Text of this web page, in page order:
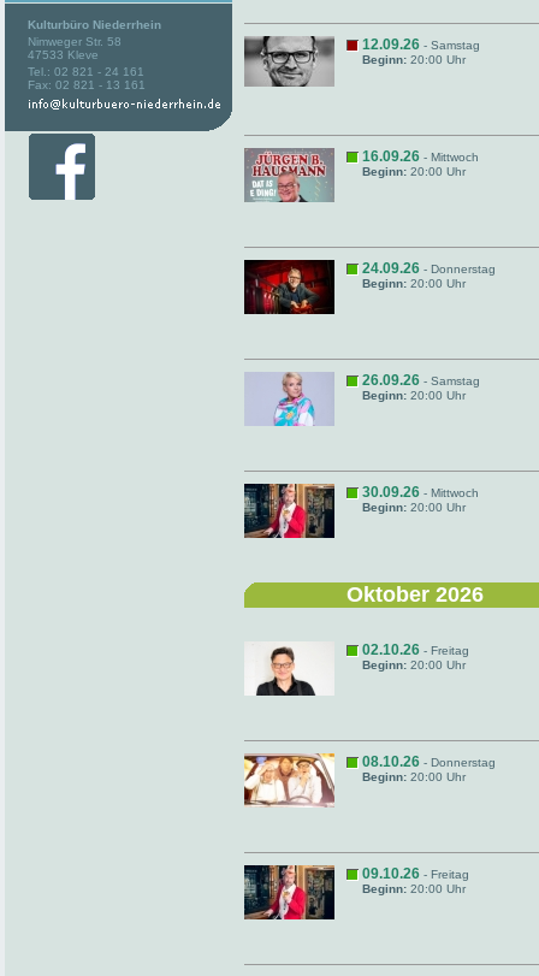
Kulturbüro Niederrhein
Nimweger Str. 58
47533 Kleve
Tel.: 02 821 - 24 161
Fax: 02 821 - 13 161
12.09.26 - Samstag
Beginn: 20:00 Uhr
16.09.26 - Mittwoch
Beginn: 20:00 Uhr
24.09.26 - Donnerstag
Beginn: 20:00 Uhr
26.09.26 - Samstag
Beginn: 20:00 Uhr
30.09.26 - Mittwoch
Beginn: 20:00 Uhr
Oktober 2026
02.10.26 - Freitag
Beginn: 20:00 Uhr
08.10.26 - Donnerstag
Beginn: 20:00 Uhr
09.10.26 - Freitag
Beginn: 20:00 Uhr